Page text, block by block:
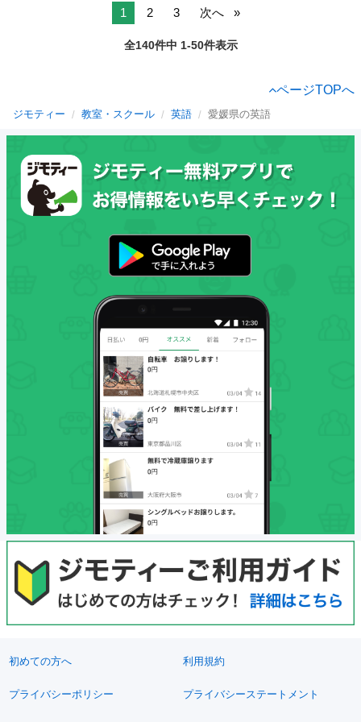
1 2 3 次へ
全140件中 1-50件表示
ページTOPへ
ジモティー 教室・スクール 英語 愛媛県の英語
初めての方へ 利用規約
プライバシーポリシー プライバシーステートメント